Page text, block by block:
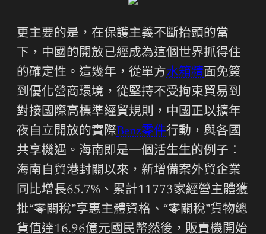
更主要的是，在保護主義不斷抬頭的當
下，中國的開放已經成為這個世界抓得住
的確定性。這幾年，從單方水箱精面免簽
到優化營商環境，從堅持不受拘束貿易到
對接國際高標準經貿規則，中國正以擴年
夜自立開放的實際Benz零件行動，與各國
共享機遇。海南即是一個活生生的例子：
海南自貿港封關以來，新增備案外貿企業
同比增長65.7%、累計11773家經營主體獲
批“零關稅”享惠主體資格、“零關稅”貨物總
貨值達16.96億元國民幣然後，販賣機開始